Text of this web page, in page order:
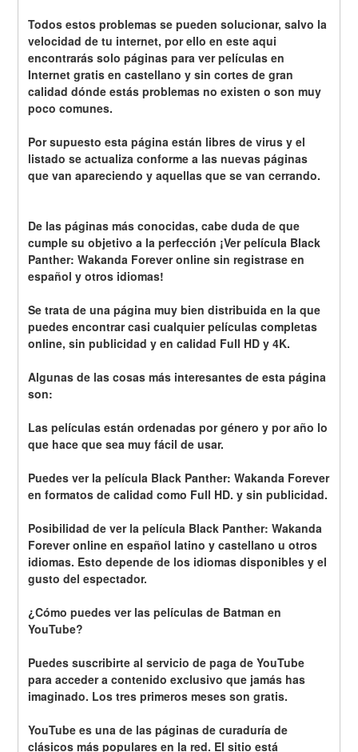
Todos estos problemas se pueden solucionar, salvo la
velocidad de tu internet, por ello en este aqui
encontrarás solo páginas para ver películas en
Internet gratis en castellano y sin cortes de gran
calidad dónde estás problemas no existen o son muy
poco comunes.
Por supuesto esta página están libres de virus y el
listado se actualiza conforme a las nuevas páginas
que van apareciendo y aquellas que se van cerrando.
De las páginas más conocidas, cabe duda de que
cumple su objetivo a la perfección ¡Ver película Black
Panther: Wakanda Forever online sin registrase en
español y otros idiomas!
Se trata de una página muy bien distribuida en la que
puedes encontrar casi cualquier películas completas
online, sin publicidad y en calidad Full HD y 4K.
Algunas de las cosas más interesantes de esta página
son:
Las películas están ordenadas por género y por año lo
que hace que sea muy fácil de usar.
Puedes ver la película Black Panther: Wakanda Forever
en formatos de calidad como Full HD. y sin publicidad.
Posibilidad de ver la película Black Panther: Wakanda
Forever online en español latino y castellano u otros
idiomas. Esto depende de los idiomas disponibles y el
gusto del espectador.
¿Cómo puedes ver las películas de Batman en
YouTube?
Puedes suscribirte al servicio de paga de YouTube
para acceder a contenido exclusivo que jamás has
imaginado. Los tres primeros meses son gratis.
YouTube es una de las páginas de curaduría de
clásicos más populares en la red. El sitio está